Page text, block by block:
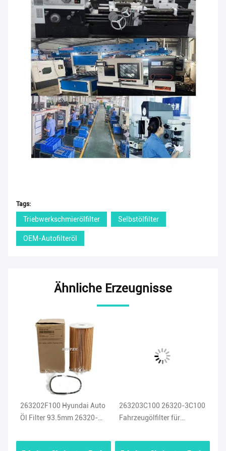
Tags:
Triebwerkschmierölfilter Selbstölfilter
OEM-Autofilteröl
Ähnliche Erzeugnisse
263202F100 Hyundai Auto
Öl Filter 93.5mm 26320-
Santa Fa KIA
263203C100 26320-3C100
Fahrzeugölfilter für
Sonata KIA Sedona